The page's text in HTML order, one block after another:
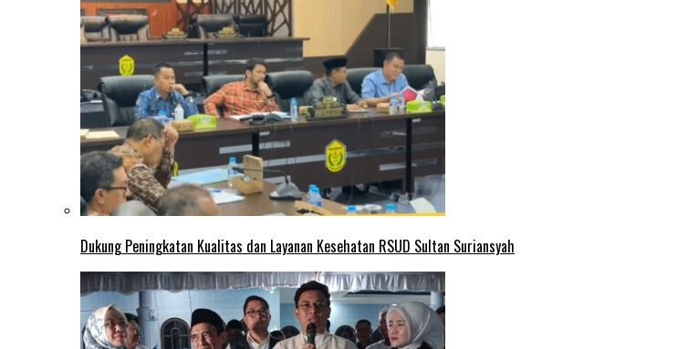
Dukung Peningkatan Kualitas dan Layanan Kesehatan RSUD Sultan Suriansyah